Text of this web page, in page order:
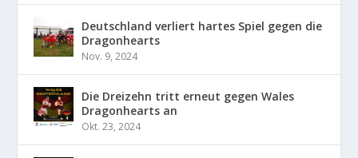
Deutschland verliert hartes Spiel gegen die
Dragonhearts
Nov. 9, 2024
Die Dreizehn tritt erneut gegen Wales
Dragonhearts an
Okt. 23, 2024